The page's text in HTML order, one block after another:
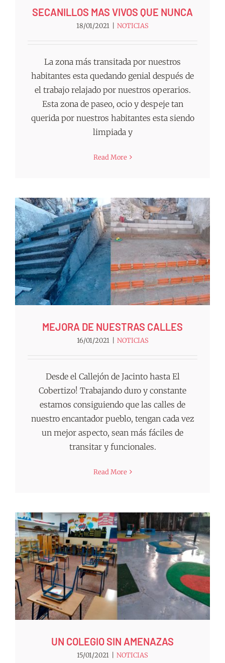
SECANILLOS MAS VIVOS QUE NUNCA
18/01/2021 NOTICIAS
La zona más transitada por nuestros
habitantes esta quedando genial después de
el trabajo relajado por nuestros operarios.
Esta zona de paseo, ocio y despeje tan
querida por nuestros habitantes esta siendo
limpiada y
Read More
MEJORA DE NUESTRAS CALLES
16/01/2021 NOTICIAS
Desde el Callejón de Jacinto hasta El
Cobertizo! Trabajando duro y constante
estamos consiguiendo que las calles de
nuestro encantador pueblo, tengan cada vez
un mejor aspecto, sean más fáciles de
transitar y funcionales.
Read More
UN COLEGIO SIN AMENAZAS
15/01/2021 NOTICIAS